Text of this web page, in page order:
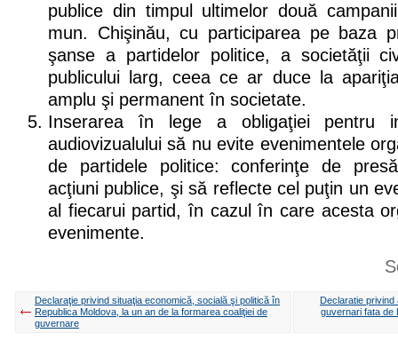
publice din timpul ultimelor două
mun. Chişinău, cu participarea pe baza
şanse a partidelor politice, a societăţii
publicului larg, ceea ce ar duce la
amplu şi permanent în societate.
Inserarea în lege a obligaţiei pentru
audiovizualului să nu evite evenimentele
de partidele politice: conferinţe de
acţiuni publice, şi să reflecte cel puţin un
al fiecarui partid, în cazul în care acesta
evenimente.
Declaraţie privind situaţia economică, socială şi politică în
Republica Moldova, la un an de la formarea coaliţiei de
guvernare
Declaratie privind
guvernari fata de